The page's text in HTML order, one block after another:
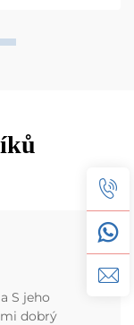
S jeho
dobrý